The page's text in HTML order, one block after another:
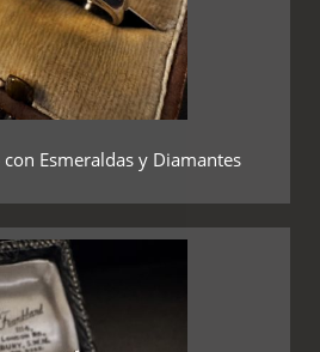
Esmeraldas y Diamantes